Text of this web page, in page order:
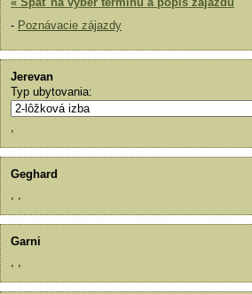
- Poznávacie zájazdy
Jerevan
Typ ubytovania:
,
Geghard
, ,
Garni
, ,